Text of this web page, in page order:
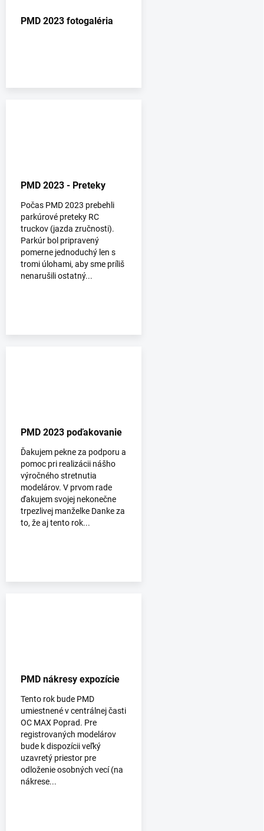
PMD 2023 fotogaléria
PMD 2023 - Preteky
Počas PMD 2023 prebehli
parkúrové preteky RC
truckov (jazda zručnosti).
Parkúr bol pripravený
pomerne jednoduchý len s
tromi úlohami, aby sme príliš
nenarušili ostatný...
PMD 2023 poďakovanie
Ďakujem pekne za podporu a
pomoc pri realizácii nášho
výročného stretnutia
modelárov. V prvom rade
ďakujem svojej nekonečne
trpezlivej manželke Danke za
to, že aj tento rok...
PMD nákresy expozície
Tento rok bude PMD
umiestnené v centrálnej časti
OC MAX Poprad. Pre
registrovaných modelárov
bude k dispozícii veľký
uzavretý priestor pre
odloženie osobných vecí (na
nákrese...